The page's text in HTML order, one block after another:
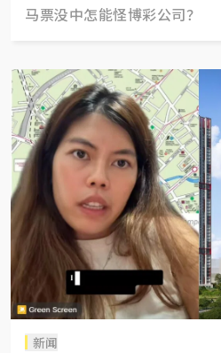
马票没中怎能怪博彩公司？
新闻